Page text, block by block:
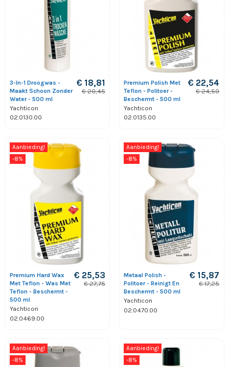
3-In-1 Droogwas -
Maakt Schoon Zonder
Water - 500 ml
Yachticon
02.0130.00
€ 18,81
€ 20,45
Premium Polish Met
Teflon - Politoer -
Beschermt - 500 ml
Yachticon
02.0135.00
€ 22,54
€ 24,50
Aanbieding!
-8%
Premium Hard Wax
Met Teflon - Was Met
Teflon - Beschermt -
500 ml
Yachticon
02.0469.00
€ 25,53
€ 27,75
Aanbieding!
-8%
Metaal Polish -
Politoer - Reinigt En
Beschermt - 500 ml
Yachticon
02.0470.00
€ 15,87
€ 17,25
Aanbieding!
-8%
Aanbieding!
-8%